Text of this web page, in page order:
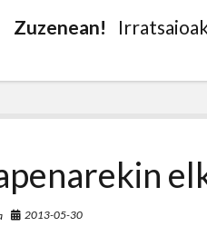
Zuzenean!
2013-05-30